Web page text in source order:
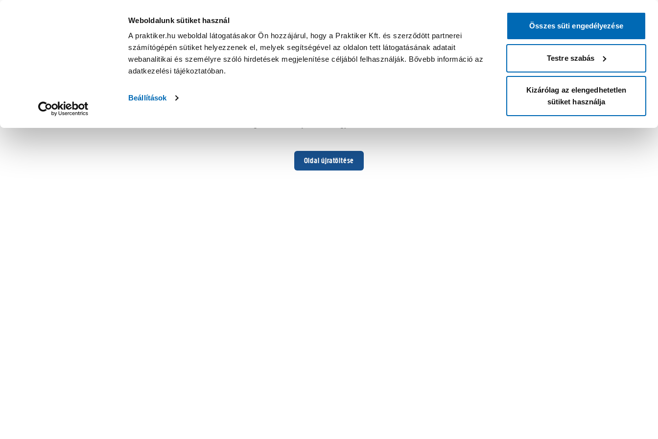
Weboldalunk sütiket használ
A praktiker.hu weboldal látogatásakor Ön hozzájárul, hogy a Praktiker Kft. és szerződött partnerei
számítógépén sütiket helyezzenek el, melyek segítségével az oldalon tett látogatásának adatait
webanalitikai és személyre szóló hirdetések megjelenítése céljából felhasználják. Bővebb információ az
adatkezelési tájékoztatóban.
Beállítások
Összes süti engedélyezése
Testre szabás
Kizárólag az elengedhetetlen
sütiket használja
Oldal újratöltése